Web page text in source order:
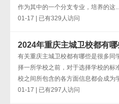
作为其中的一个分支专业，培养的这
01-17 | 已有329人访问
2024年重庆主城卫校都有哪
有关重庆主城卫校都有哪些是很多同
择一所学校之前，对于选择学校的标
校之间所包含的各方面信息都会成为
01-17 | 已有297人访问